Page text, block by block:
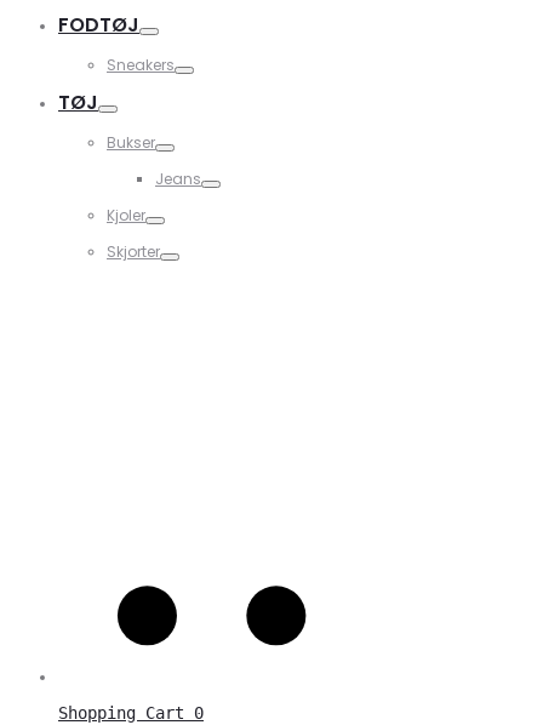
FODTØJ
Sneakers
TØJ
Bukser
Jeans
Kjoler
Skjorter
Shopping Cart 0